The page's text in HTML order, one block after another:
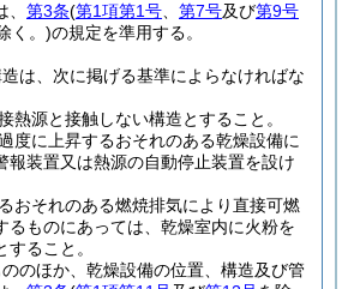
第3条(第1項第1号 第7号及び第9号
く。)の規定を準用する。
は、次に掲げる基準によらなければな
熱源と接触しない構造とすること。
度に上昇するおそれのある乾燥設備に
報装置又は熱源の自動停止装置を設け
おそれのある燃焼排気により直接可燃
るものにあっては、乾燥室内に火粉を
ること。
のほか、乾燥設備の位置、構造及び管